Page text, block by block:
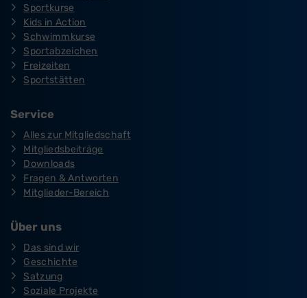
Sportkurse
Kids in Action
Schwimmkurse
Sportabzeichen
Freizeiten
Sportstätten
Service
Alles zur Mitgliedschaft
Mitgliedsbeiträge
Downloads
Fragen & Antworten
Mitglieder-Bereich
Über uns
Das sind wir
Geschichte
Satzung
Soziale Projekte